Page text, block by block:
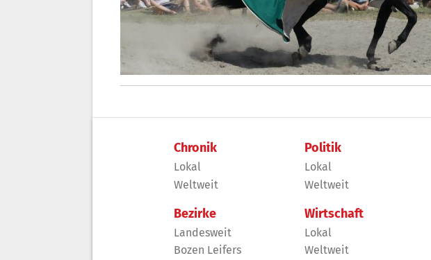
Chronik
Lokal
Weltweit
Bezirke
Landesweit
Bozen Leifers
Politik
Lokal
Weltweit
Wirtschaft
Lokal
Weltweit